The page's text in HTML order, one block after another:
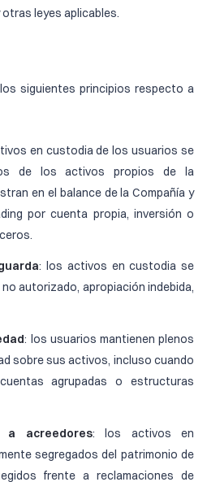
otras leyes aplicables.
siguientes principios respecto a
en custodia de los usuarios se
de los activos propios de la
en el balance de la Compañía y
por cuenta propia, inversión o
: los activos en custodia se
autorizado, apropiación indebida,
: los usuarios mantienen plenos
sobre sus activos, incluso cuando
agrupadas o estructuras
a acreedores: los activos en
segregados del patrimonio de
frente a reclamaciones de